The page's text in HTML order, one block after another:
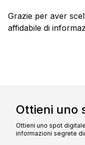
Grazie per aver
affidabile di
Ottieni uno
Ottieni uno spot
informazioni segrete